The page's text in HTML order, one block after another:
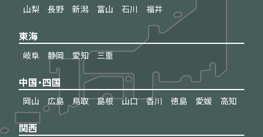
山梨 長野 新潟 富山 石川 福井
東海
岐阜 静岡 愛知 三重
中国・四国
岡山 広島 鳥取 島根 山口 香川 徳島 愛媛 高知
関西